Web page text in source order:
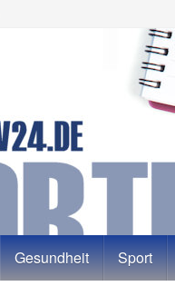
Gesundheit Sport